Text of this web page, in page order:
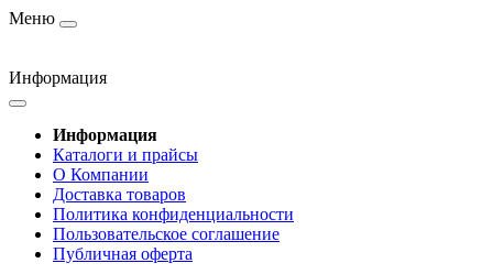
Меню
Информация
Информация
Каталоги и прайсы
О Компании
Доставка товаров
Политика конфиденциальности
Пользовательское соглашение
Публичная оферта